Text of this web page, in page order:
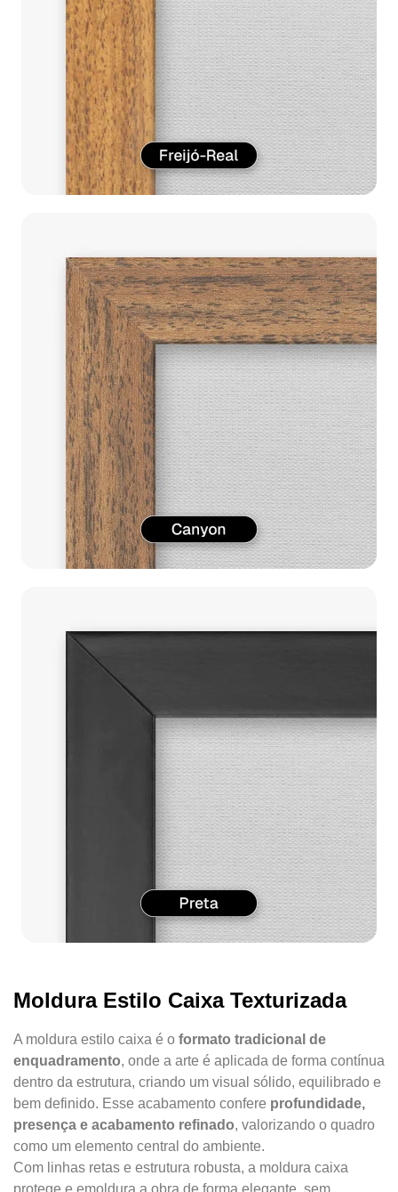
Moldura Estilo Caixa Texturizada
A moldura estilo caixa é o formato tradicional de
enquadramento, onde a arte é aplicada de forma contínua
dentro da estrutura, criando um visual sólido, equilibrado e
bem definido. Esse acabamento confere profundidade,
presença e acabamento refinado, valorizando o quadro
como um elemento central do ambiente.
Com linhas retas e estrutura robusta, a moldura caixa
protege e emoldura a obra de forma elegante, sem